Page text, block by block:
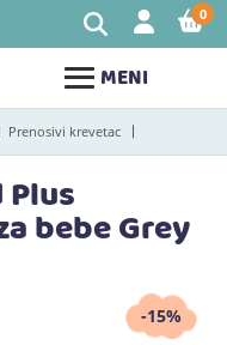
MENI
0
Prenosivi krevetac
bebe Grey
-15%